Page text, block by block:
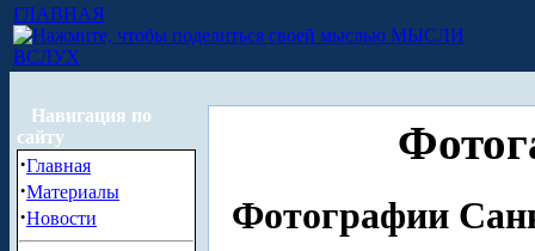
ГЛАВНАЯ
МЫСЛИ
ВСЛУХ
Навигация по
сайту
·Главная
·Материалы
·Новости Фотографии